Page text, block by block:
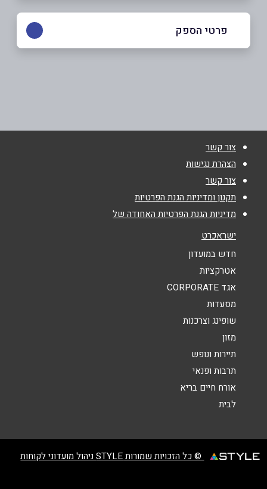
פרטי הספק
אימייל*
נושא*
אנא חזרו אלי בקשר ל...
הודעה*
צור קשר
הצהרת נגישות
צור קשר
תקנון ומדיניות הגנת הפרטיות
מדיניות הגנת הפרטיות האחודה של
ישראכרט
חדש במועדון
אטרקציות
אגד CORPORATE
מסעדות
שופינג וצרכנות
מזון
תיירות ונופש
תרבות ופנאי
אורח חיים בריא
לבית
© כל הזכויות שמורות STYLE ניהול מועדוני לקוחות